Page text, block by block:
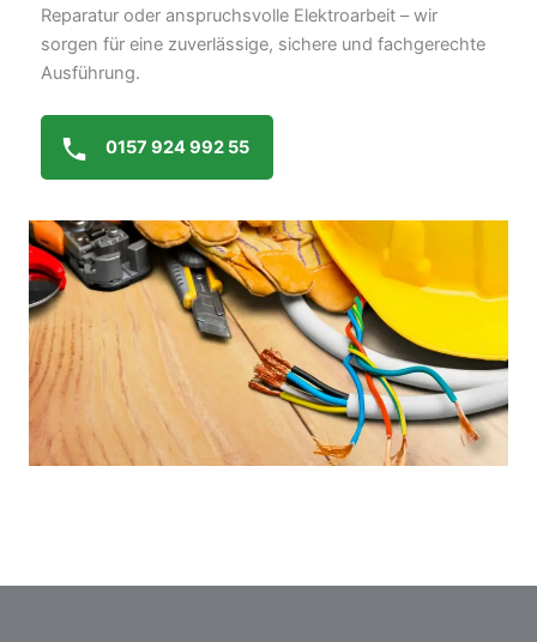
Reparatur oder anspruchsvolle Elektroarbeit – wir
sorgen für eine zuverlässige, sichere und fachgerechte
Ausführung.
0157 924 992 55